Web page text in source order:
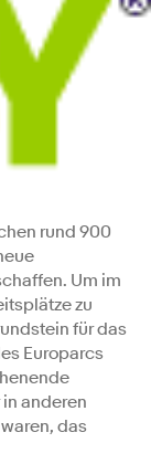
rund 900
Um im
zu
für das
Europarcs
anderen
das